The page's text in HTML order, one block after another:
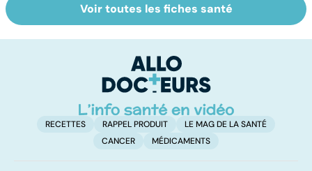
Gynéco : un suivi
pour la vie
Sexualité,
infertilité et
étroits
Voir toutes les fiches santé
RECETTES RAPPEL PRODUIT
LE MAG DE LA SANTÉ
CANCER
MÉDICAMENTS